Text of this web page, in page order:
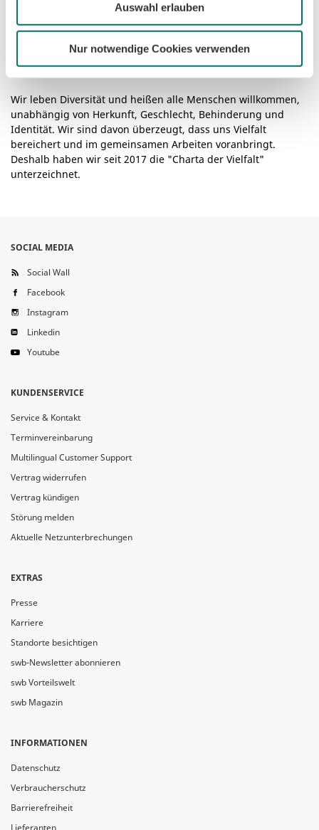
Auswahl erlauben
Nur notwendige Cookies verwenden
Wir leben Diversität und heißen alle Menschen willkommen,
unabhängig von Herkunft, Geschlecht, Behinderung und
Identität. Wir sind davon überzeugt, dass uns Vielfalt
bereichert und im gemeinsamen Arbeiten voranbringt.
Deshalb haben wir seit 2017 die "Charta der Vielfalt"
unterzeichnet.
SOCIAL MEDIA
Social Wall
Facebook
Instagram
Linkedin
Youtube
KUNDENSERVICE
Service & Kontakt
Terminvereinbarung
Multilingual Customer Support
Vertrag widerrufen
Vertrag kündigen
Störung melden
Aktuelle Netzunterbrechungen
EXTRAS
Presse
Karriere
Standorte besichtigen
swb-Newsletter abonnieren
swb Vorteilswelt
swb Magazin
INFORMATIONEN
Datenschutz
Verbraucherschutz
Barrierefreiheit
Lieferanten